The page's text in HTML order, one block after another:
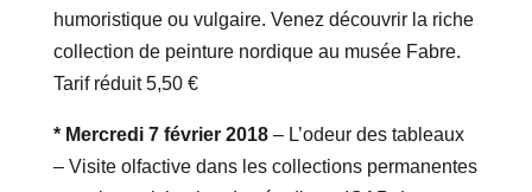
humoristique ou vulgaire. Venez découvrir la riche
collection de peinture nordique au musée Fabre.
Tarif réduit 5,50 €
* Mercredi 7 février 2018– L’odeur des tableaux
– Visite olfactive dans les collections permanentes